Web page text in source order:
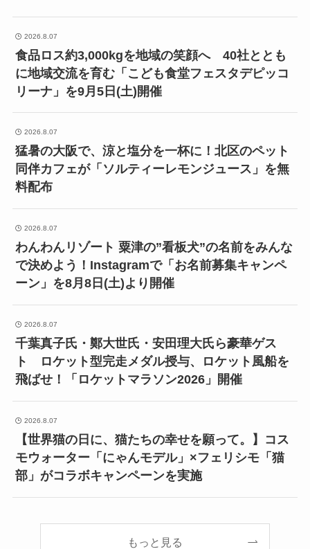
2026.8.07
食品ロス約3,000kgを地域の笑顔へ 40社ととも
に地域交流を育む「こども食堂フェスタデピッコ
リーナ」を9月5日(土)開催
2026.8.07
猛暑の大阪で、涼と塩分を一杯に！北区のペット
同伴カフェが「ソルティーレモンジュース」を無
料配布
2026.8.07
わんわんリゾート 粟津の”看板犬”の名前をみんな
で決めよう！Instagramで「お名前募集キャンペ
ーン」を8月8日(土)より開催
2026.8.07
千葉真子氏・鄭大世氏・安田理大氏ら豪華ゲス
ト ロケット型完走メダル授与、ロケット風船を
飛ばせ！「ロケットマラソン2026」開催
2026.8.07
【世界猫の日に、猫たちの幸せを願って。】コス
モウォーター「にゃんモデル」×フェリシモ「猫
部」がコラボキャンペーンを実施
もっと見る